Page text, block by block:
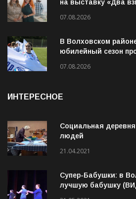
МВЦ «Пятнадцатый
07.08.2026
В Волховском
Социальная
21.04.2021
Супер-Бабушки: в